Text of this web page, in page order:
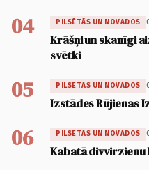
04 PILSĒTĀS UN NOVADOS
Krāšņi un skanīgi
svētki
05 PILSĒTĀS UN NOVADOS
Izstādes Rūjienas
06 PILSĒTĀS UN NOVADOS
Kabatā divvirzienu